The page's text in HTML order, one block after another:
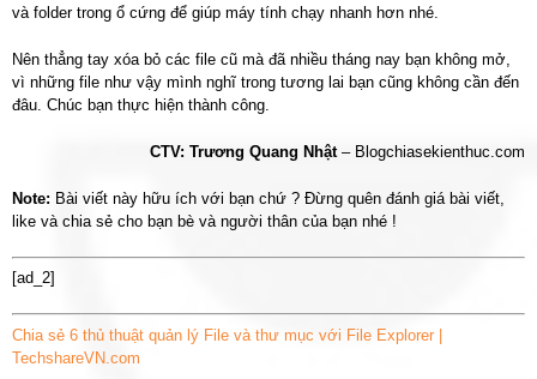
và folder trong ổ cứng để giúp máy tính chạy nhanh hơn nhé.
Nên thẳng tay xóa bỏ các file cũ mà đã nhiều tháng nay bạn không mở,
vì những file như vậy mình nghĩ trong tương lai bạn cũng không cần đến
đâu. Chúc bạn thực hiện thành công.
CTV: Trương Quang Nhật– Blogchiasekienthuc.com
Note: Bài viết này hữu ích với bạn chứ ? Đừng quên đánh giá bài viết,
like và chia sẻ cho bạn bè và người thân của bạn nhé !
[ad_2]
Chia sẻ 6 thủ thuật quản lý File và thư mục với File Explorer |
TechshareVN.com